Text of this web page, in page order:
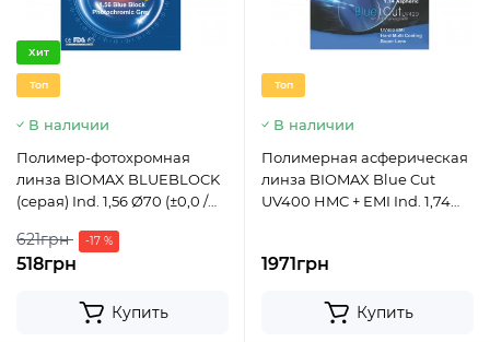
Хит
Топ
В наличии
Полимер-фотохромная
линза BIOMAX BLUEBLOCK
(серая) Ind. 1,56 Ø70 (±0,0 /
621грн -17 %
518грн
Купить
Топ
В наличии
Полимерная асферическая
линза BIOMAX Blue Cut
UV400 HMC + EMI Ind. 1,74
1971грн
Купить